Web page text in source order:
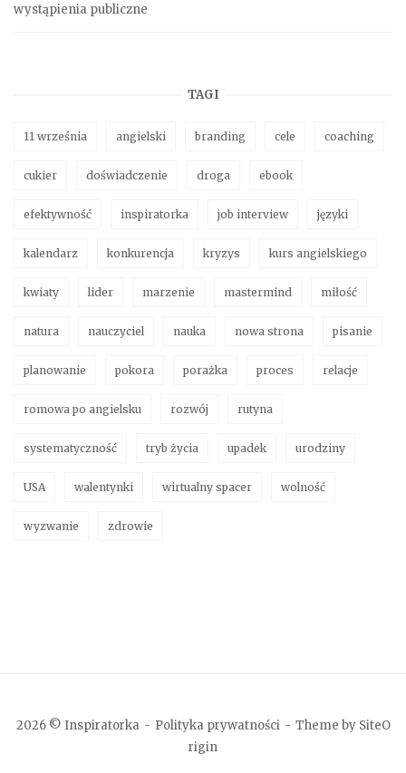
wystąpienia publiczne
TAGI
11 września angielski branding cele coaching
cukier doświadczenie droga ebook
efektywność inspiratorka job interview języki
kalendarz konkurencja kryzys kurs angielskiego
kwiaty lider marzenie mastermind miłość
natura nauczyciel nauka nowa strona pisanie
planowanie pokora porażka proces relacje
romowa po angielsku rozwój rutyna
systematyczność tryb życia upadek urodziny
USA walentynki wirtualny spacer wolność
wyzwanie zdrowie
2026 © Inspiratorka Polityka prywatności Theme by SiteO
rigin